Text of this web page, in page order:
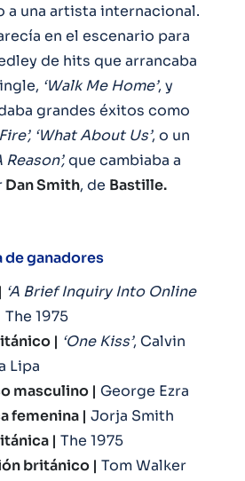
a una artista internacional.
en el escenario para
de hits que arrancaba
‘Walk Me Home’, y
grandes éxitos como
‘What About Us’, o un
que cambiaba a
Dan Smith, de Bastille.
de ganadores
‘A Brief Inquiry Into Online
The 1975
| ‘One Kiss’, Calvin
Lipa
masculino | George Ezra
femenina | Jorja Smith
| The 1975
británico | Tom Walker